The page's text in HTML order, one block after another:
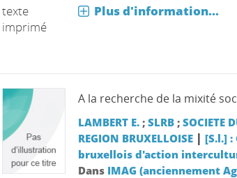
texte
imprimé
Plus d'information...
A la recherche de la mixité
LAMBERT E.; SLRB; SOCIETE
REGION BRUXELLOISE | [S.l.]
bruxellois d'action
Dans IMAG (anciennement